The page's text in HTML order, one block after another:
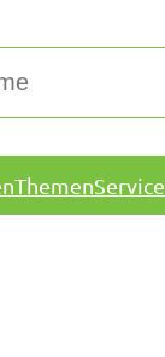
ThemenService